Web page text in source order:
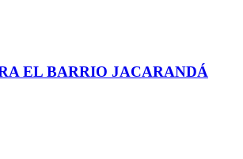
EL BARRIO JACARANDÁ